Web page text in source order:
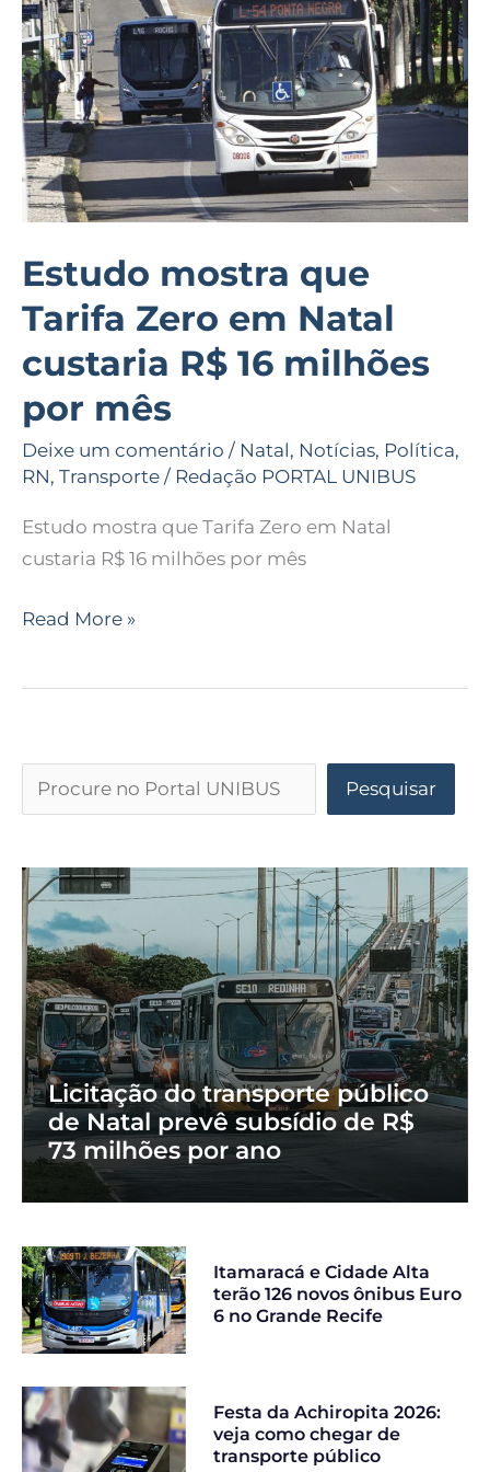
Estudo mostra que
Tarifa Zero em Natal
custaria R$ 16 milhões
por mês
Deixe um comentário / Natal, Notícias, Política,
RN, Transporte / Redação PORTAL UNIBUS
Estudo mostra que Tarifa Zero em Natal
custaria R$ 16 milhões por mês
Zero
em
Natal
custaria
R$
16
milhões
mês
Read More »
Pesquisar
Licitação do transporte público
de Natal prevê subsídio de R$
73 milhões por ano
Itamaracá e Cidade Alta
terão 126 novos ônibus Euro
6 no Grande Recife
Festa da Achiropita 2026:
veja como chegar de
transporte público